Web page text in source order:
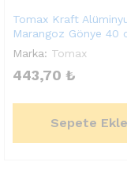
Tomax Kraft
Marangoz Gönye 40
Marka: Tomax
443,70 ₺
Sepete Ekle